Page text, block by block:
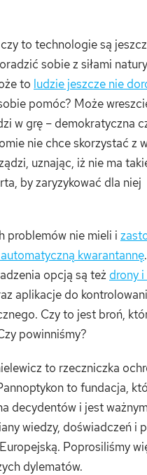
to technologie są
sobie z siłami
to ludzie jeszcze nie
pomóc? Może
w grę – demokratyczna
nie chce skorzystać z
uznając, iż nie ma
by zaryzykować dla niej
problemów nie mieli i
kwarantannę
opcją są też drony
aplikacje do
Czy to jest broń,
powinniśmy?
to rzeczniczka
to fundacja,
decydentów i jest
wiedzy, doświadczeń i
Poprosiliśmy
dylematów.